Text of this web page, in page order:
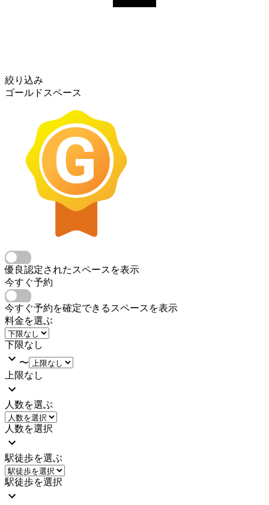
絞り込み
ゴールドスペース
優良認定されたスペースを表示
今すぐ予約
今すぐ予約を確定できるスペースを表示
料金を選ぶ
下限なし
〜
上限なし
人数を選ぶ
人数を選択
駅徒歩を選ぶ
駅徒歩を選択